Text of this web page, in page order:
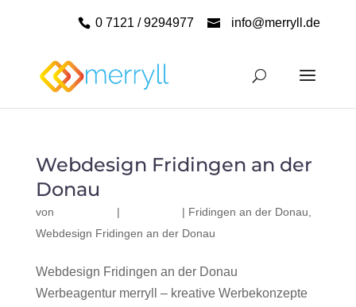
0 7121 / 9294977 info@merryll.de
Webdesign Fridingen an der
Donau
von | | Fridingen an der Donau
Webdesign Fridingen an der Donau
Webdesign Fridingen an der Donau
Werbeagentur merryll – kreative Werbekonzepte